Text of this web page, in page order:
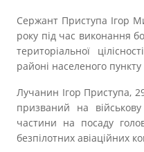
Сержант Приступа Ігор
року під час виконання
територіальної
районі населеного
Лучанин Ігор Приступа,
призваний на
частини на посаду
безпілотних авіаційних